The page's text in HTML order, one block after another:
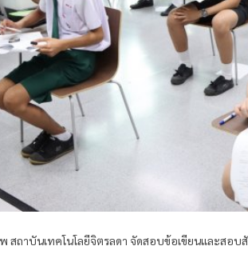
พ สถาบันเทคโนโลยีจิตรลดา จัดสอบข้อเขียนและส